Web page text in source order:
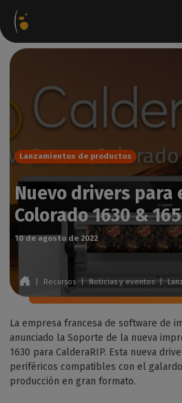
Paquetes
de
software
Lanzamientos de productos
Nuevo drivers para
Colorado 1630 &
10 de agosto de 2022
Recursos | Noticias y eventos |
La empresa francesa de software de
anunciado la Soporte de la nueva
1630 para CalderaRIP. Esta nueva
periféricos compatibles con el
producción en gran formato.